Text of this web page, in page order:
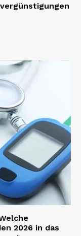
2026 in das